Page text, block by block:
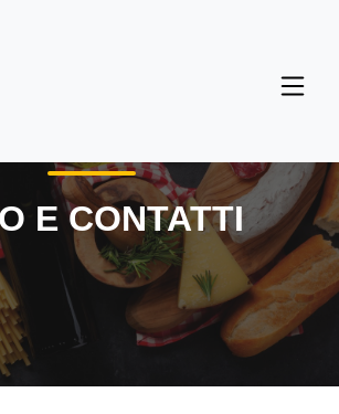
E CONTATTI